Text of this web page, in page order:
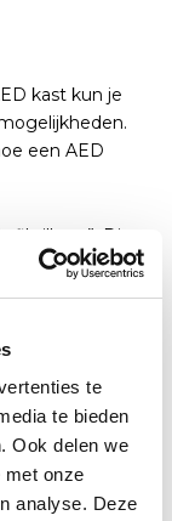
te
te bieden
Ook delen we
met onze
analyse. Deze
kast kun je
een AED
Dit
van het
met
De
meer. Een
De
per jaar een
Een AED kan
je een AED